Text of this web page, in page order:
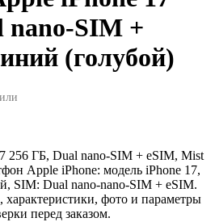
nano-SIM +
(голубой)
256 ГБ, Dual nano-SIM + eSIM, Mist
Apple iPhone: модель iPhone 17,
SIM: Dual nano-nano-SIM + eSIM.
характеристики, фото и параметры
перед заказом.